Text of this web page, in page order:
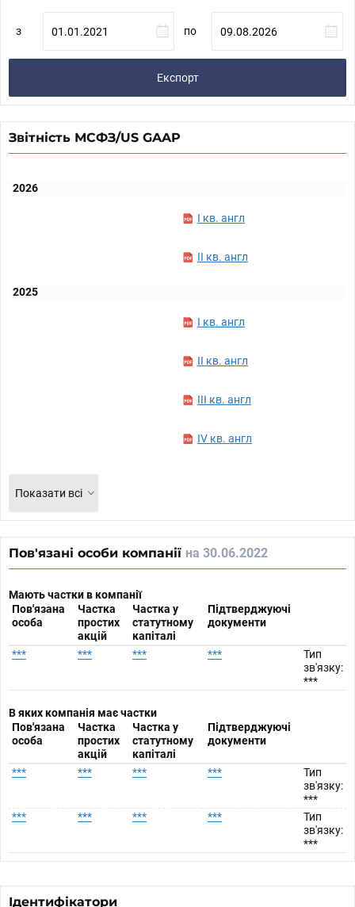
з по
Експорт
Звітність МСФЗ/US GAAP
2026
I кв. англ
II кв. англ
2025
I кв. англ
II кв. англ
III кв. англ
IV кв. англ
Показати всі
Пов'язані особи компанії на 30.06.2022
Мають частки в компанії
Пов'язана
особа
Частка
простих
акцій
Частка у
статутному
капіталі
Підтверджуючі
документи
*** *** *** ***
Тип
зв'язку:
***
В яких компанія має частки
Пов'язана
особа
Частка
простих
акцій
Частка у
статутному
капіталі
Підтверджуючі
документи
*** *** *** ***
Тип
зв'язку:
***
***
*** *** ***
Тип
зв'язку:
***
Ідентифікатори